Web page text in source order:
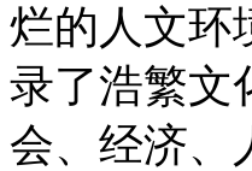
烂的人文环
录了浩繁文
会、经济、